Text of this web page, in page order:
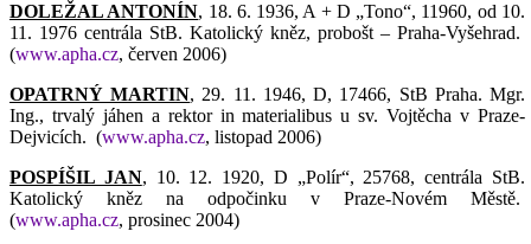
DOLEŽAL ANTONÍN, 18. 6. 1936, A + D „Tono“, 11960, od 10.
11. 1976 centrála StB. Katolický kněz, probošt – Praha-Vyšehrad.
(www.apha.cz, červen 2006)
OPATRNÝ MARTIN, 29. 11. 1946, D, 17466, StB Praha. Mgr.
Ing., trvalý jáhen a rektor in materialibus u sv. Vojtěcha v Praze-
Dejvicích. (www.apha.cz, listopad 2006)
POSPÍŠIL JAN, 10. 12. 1920, D „Polír“, 25768, centrála StB.
Katolický kněz na odpočinku v Praze-Novém Městě.
(www.apha.cz, prosinec 2004)